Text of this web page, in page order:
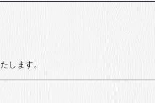
します。